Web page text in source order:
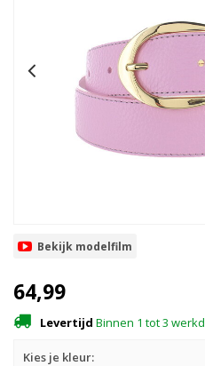
Bekijk modelfilm
64,99
Levertijd Binnen 1 tot 3
Kies je kleur: